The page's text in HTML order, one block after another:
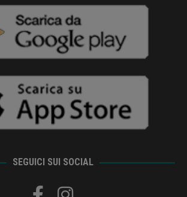
SEGUICI SUI SOCIAL